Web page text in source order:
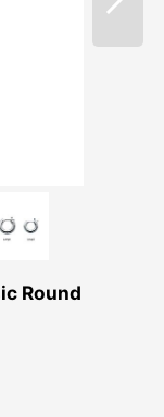
Round